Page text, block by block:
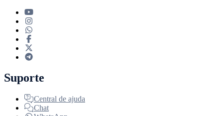
Suporte
Central de ajuda
Chat